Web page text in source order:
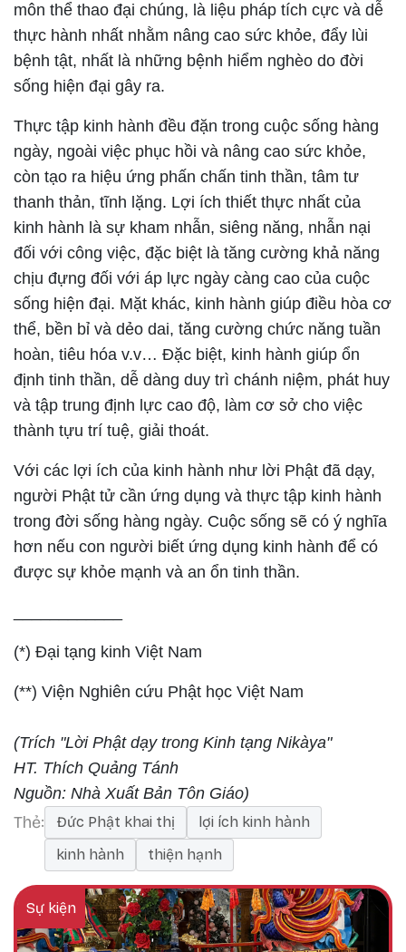
môn thể thao đại chúng, là liệu pháp tích cực và dễ
thực hành nhất nhằm nâng cao sức khỏe, đẩy lùi
bệnh tật, nhất là những bệnh hiểm nghèo do đời
sống hiện đại gây ra.
Thực tập kinh hành đều đặn trong cuộc sống hàng
ngày, ngoài việc phục hồi và nâng cao sức khỏe,
còn tạo ra hiệu ứng phấn chấn tinh thần, tâm tư
thanh thản, tĩnh lặng. Lợi ích thiết thực nhất của
kinh hành là sự kham nhẫn, siêng năng, nhẫn nại
đối với công việc, đặc biệt là tăng cường khả năng
chịu đựng đối với áp lực ngày càng cao của cuộc
sống hiện đại. Mặt khác, kinh hành giúp điều hòa cơ
thể, bền bỉ và dẻo dai, tăng cường chức năng tuần
hoàn, tiêu hóa v.v… Đặc biệt, kinh hành giúp ổn
định tinh thần, dễ dàng duy trì chánh niệm, phát huy
và tập trung định lực cao độ, làm cơ sở cho việc
thành tựu trí tuệ, giải thoát.
Với các lợi ích của kinh hành như lời Phật đã dạy,
người Phật tử cần ứng dụng và thực tập kinh hành
trong đời sống hàng ngày. Cuộc sống sẽ có ý nghĩa
hơn nếu con người biết ứng dụng kinh hành để có
được sự khỏe mạnh và an ổn tinh thần.
(*) Đại tạng kinh Việt Nam
(**) Viện Nghiên cứu Phật học Việt Nam
(Trích "Lời Phật dạy trong Kinh tạng Nikàya"
HT. Thích Quảng Tánh
Nguồn: Nhà Xuất Bản Tôn Giáo)
Thẻ Đức Phật khai thị
lợi ích kinh hành
kinh hành
thiện hạnh
Sự kiện